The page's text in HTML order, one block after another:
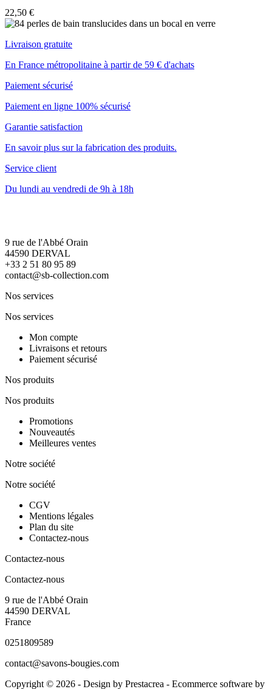
22,50 €
Livraison gratuite
En France métropolitaine à partir de 59 € d'achats
Paiement sécurisé
Paiement en ligne 100% sécurisé
Garantie satisfaction
En savoir plus sur la fabrication des produits.
Service client
Du lundi au vendredi de 9h à 18h
9 rue de l'Abbé Orain
44590 DERVAL
+33 2 51 80 95 89
contact@sb-collection.com
Nos services
Nos services
Mon compte
Livraisons et retours
Paiement sécurisé
Nos produits
Nos produits
Promotions
Nouveautés
Meilleures ventes
Notre société
Notre société
CGV
Mentions légales
Plan du site
Contactez-nous
Contactez-nous
Contactez-nous
9 rue de l'Abbé Orain
44590 DERVAL
France
0251809589
contact@savons-bougies.com
Copyright © 2026 - Design by Prestacrea - Ecommerce software by